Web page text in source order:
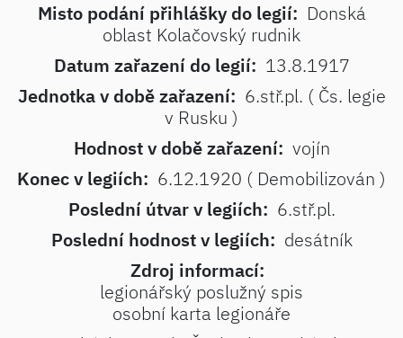
Misto podání přihlášky do legií: Donská
oblast Kolačovský rudnik
Datum zařazení do legií: 13.8.1917
Jednotka v době zařazení: 6.stř.pl. ( Čs. legie
v Rusku )
Hodnost v době zařazení: vojín
Konec v legiích: 6.12.1920 ( Demobilizován )
Poslední útvar v legiích: 6.stř.pl.
Poslední hodnost v legiích: desátník
Zdroj informací:
legionářský poslužný spis
osobní karta legionáře